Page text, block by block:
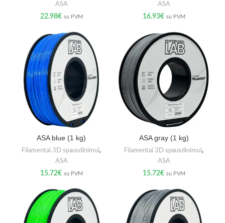
ASA
22.98€ su PVM
ASA
16.93€ su PVM
ASA blue (1 kg)
Filamentai 3D spausdinimui,
ASA
15.72€ su PVM
ASA gray (1 kg)
Filamentai 3D spausdinimui,
ASA
15.72€ su PVM